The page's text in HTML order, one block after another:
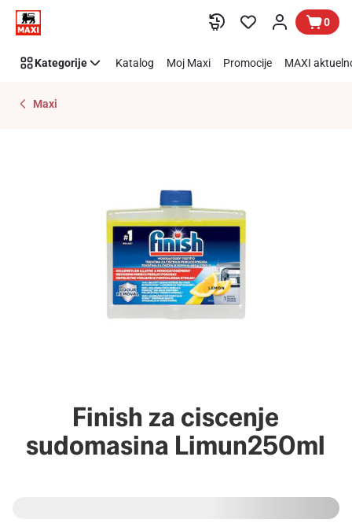
Preskoči link 0
Kategorije Katalog Moj Maxi Promocije MAXI
Maxi
Finish za ciscenje
sudomasina Limun250ml